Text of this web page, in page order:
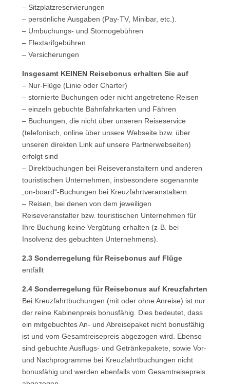
– Sitzplatzreservierungen
– persönliche Ausgaben (Pay-TV, Minibar, etc.).
– Umbuchungs- und Stornogebühren
– Flextarifgebühren
– Versicherungen
Insgesamt KEINEN Reisebonus erhalten Sie auf
– Nur-Flüge (Linie oder Charter)
– stornierte Buchungen oder nicht angetretene Reisen
– einzeln gebuchte Bahnfahrkarten und Fähren
– Buchungen, die nicht über unseren Reiseservice
(telefonisch, online über unsere Webseite bzw. über
unseren direkten Link auf unsere Partnerwebseiten)
erfolgt sind
– Direktbuchungen bei Reiseveranstaltern und anderen
touristischen Unternehmen, insbesondere sogenannte
„on-board“-Buchungen bei Kreuzfahrtveranstaltern.
– Reisen, bei denen von dem jeweiligen
Reiseveranstalter bzw. touristischen Unternehmen für
Ihre Buchung keine Vergütung erhalten (z-B. bei
Insolvenz des gebuchten Unternehmens).
2.3 Sonderregelung für Reisebonus auf Flüge
entfällt
2.4 Sonderregelung für Reisebonus auf Kreuzfahrten
Bei Kreuzfahrtbuchungen (mit oder ohne Anreise) ist nur
der reine Kabinenpreis bonusfähig. Dies bedeutet, dass
ein mitgebuchtes An- und Abreisepaket nicht bonusfähig
ist und vom Gesamtreisepreis abgezogen wird. Ebenso
sind gebuchte Ausflugs- und Getränkepakete, sowie Vor-
und Nachprogramme bei Kreuzfahrtbuchungen nicht
bonusfähig und werden ebenfalls vom Gesamtreisepreis